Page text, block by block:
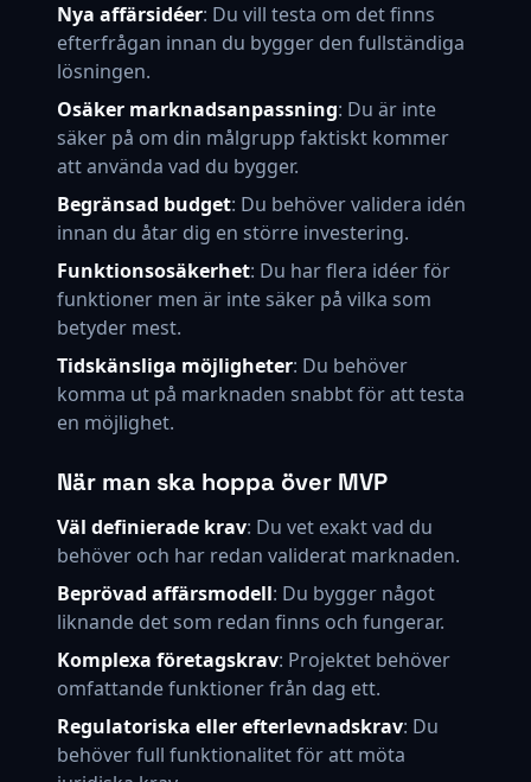
Nya affärsidéer: Du vill testa om det finns
efterfrågan innan du bygger den fullständiga
lösningen.
Osäker marknadsanpassning: Du är inte
säker på om din målgrupp faktiskt kommer
att använda vad du bygger.
Begränsad budget: Du behöver validera idén
innan du åtar dig en större investering.
Funktionsosäkerhet: Du har flera idéer för
funktioner men är inte säker på vilka som
betyder mest.
Tidskänsliga möjligheter: Du behöver
komma ut på marknaden snabbt för att testa
en möjlighet.
När man ska hoppa över MVP
Väl definierade krav: Du vet exakt vad du
behöver och har redan validerat marknaden.
Beprövad affärsmodell: Du bygger något
liknande det som redan finns och fungerar.
Komplexa företagskrav: Projektet behöver
omfattande funktioner från dag ett.
Regulatoriska eller efterlevnadskrav: Du
behöver full funktionalitet för att möta